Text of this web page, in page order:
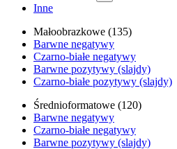
Inne
Małoobrazkowe (135)
Barwne negatywy
Czarno-białe negatywy
Barwne pozytywy (slajdy)
Czarno-białe pozytywy (slajdy)
Średnioformatowe (120)
Barwne negatywy
Czarno-białe negatywy
Barwne pozytywy (slajdy)